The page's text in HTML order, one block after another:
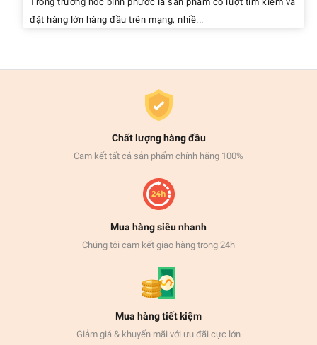
đặt hàng lớn hàng đầu trên mạng, nhiề...
Chất lượng hàng đầu
Cam kết tất cả sản phẩm chính hãng 100%
Mua hàng siêu nhanh
Chúng tôi cam kết giao hàng trong 24h
Mua hàng tiết kiệm
Giảm giá & khuyến mãi với ưu đãi cực lớn